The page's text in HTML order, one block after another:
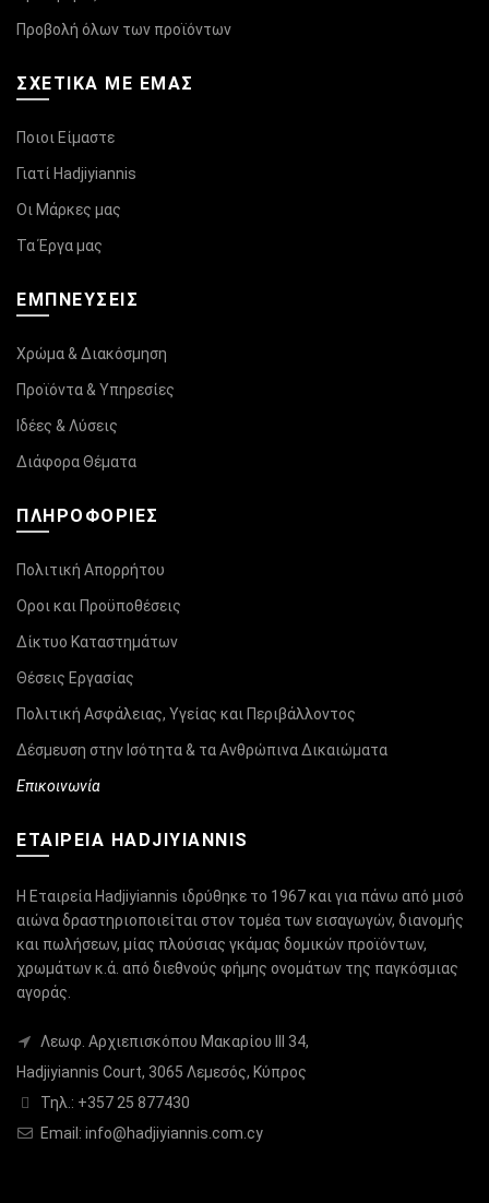
Προβολή όλων των προϊόντων
ΣΧΕΤΙΚΆ ΜΕ ΕΜΑΣ
Ποιοι Είμαστε
Γιατί Hadjiyiannis
Οι Μάρκες μας
Τα Έργα μας
ΕΜΠΝΕΥΣΕΙΣ
Χρώμα & Διακόσμηση
Προϊόντα & Υπηρεσίες
Ιδέες & Λύσεις
Διάφορα Θέματα
ΠΛΗΡΟΦΟΡΊΕΣ
Πολιτική Απορρήτου
Οροι και Προϋποθέσεις
Δίκτυο Καταστημάτων
Θέσεις Εργασίας
Πολιτική Ασφάλειας, Υγείας και Περιβάλλοντος
Δέσμευση στην Ισότητα & τα Ανθρώπινα Δικαιώματα
Επικοινωνία
ΕΤΑΙΡΕΙΑ HADJIYIANNIS
Η Εταιρεία Hadjiyiannis ιδρύθηκε το 1967 και για πάνω από μισό
αιώνα δραστηριοποιείται στον τομέα των εισαγωγών, διανομής
και πωλήσεων, μίας πλούσιας γκάμας δομικών προϊόντων,
χρωμάτων κ.ά. από διεθνούς φήμης ονομάτων της παγκόσμιας
αγοράς.
Λεωφ. Αρχιεπισκόπου Μακαρίου ΙΙΙ 34,
Hadjiyiannis Court, 3065 Λεμεσός, Κύπρος
Τηλ.: +357 25 877430
Email: info@hadjiyiannis.com.cy